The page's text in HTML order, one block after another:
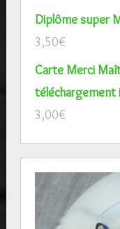
Diplôme super
3,50€
Carte Merci
téléchargement
3,00€